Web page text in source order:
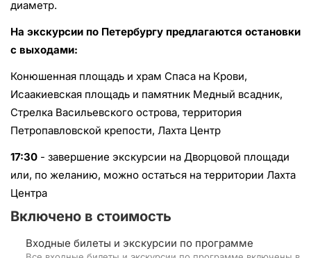
диаметр.
На экскурсии по Петербургу предлагаются остановки
с выходами:
Конюшенная площадь и храм Спаса на Крови,
Исаакиевская площадь и памятник Медный всадник,
Стрелка Васильевского острова, территория
Петропавловской крепости, Лахта Центр
17:30 - завершение экскурсии на Дворцовой площади
или, по желанию, можно остаться на территории Лахта
Центра
Включено в стоимость
Входные билеты и экскурсии по программе